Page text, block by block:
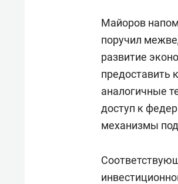
Майоров
поручил
развитие
предоставить
аналогичные
доступ к
механизмы